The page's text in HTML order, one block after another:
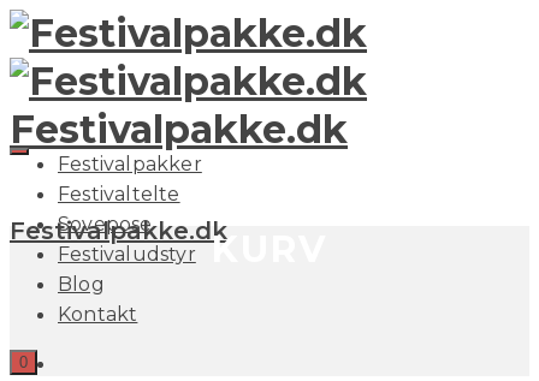
Festivalpakke.dk
Festivalpakker
Festivaltelte
Sovepose
Festivaludstyr
Blog
Kontakt
Festivalpakke.dk
0
KURV